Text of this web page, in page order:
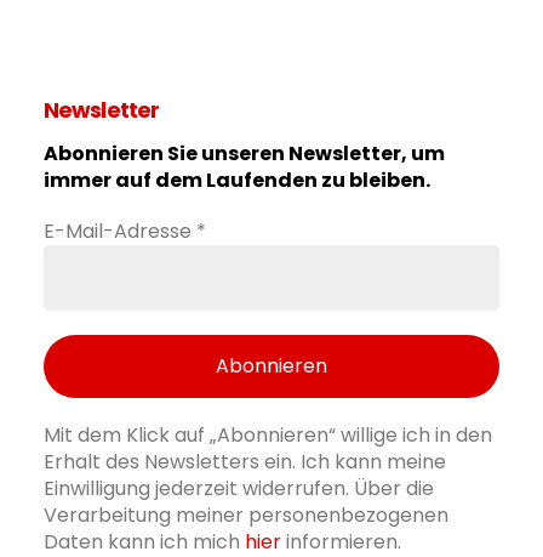
Newsletter
Abonnieren Sie unseren Newsletter, um
immer auf dem Laufenden zu bleiben.
E-Mail-Adresse *
Mit dem Klick auf „Abonnieren“ willige ich in den
Erhalt des Newsletters ein. Ich kann meine
Einwilligung jederzeit widerrufen. Über die
Verarbeitung meiner personenbezogenen
Daten kann ich mich hierinformieren.